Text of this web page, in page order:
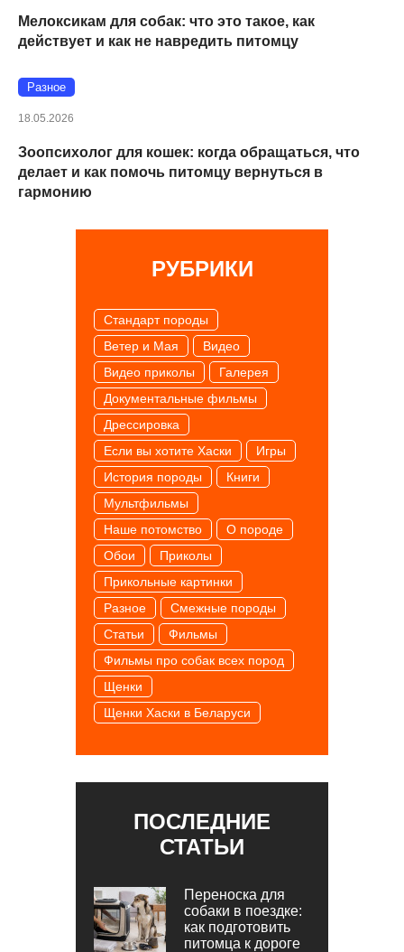
Мелоксикам для собак: что это такое, как
действует и как не навредить питомцу
Разное
18.05.2026
Зоопсихолог для кошек: когда обращаться, что
делает и как помочь питомцу вернуться в
гармонию
РУБРИКИ
Cтандарт породы
Ветер и Мая
Видео
Видео приколы
Галерея
Документальные фильмы
Дрессировка
Если вы хотите Хаски
Игры
История породы
Книги
Мультфильмы
Наше потомство
О породе
Обои
Приколы
Прикольные картинки
Разное
Смежные породы
Статьи
Фильмы
Фильмы про собак всех пород
Щенки
Щенки Хаски в Беларуси
ПОСЛЕДНИЕ
СТАТЬИ
Переноска для
собаки в поездке:
как подготовить
питомца к дороге